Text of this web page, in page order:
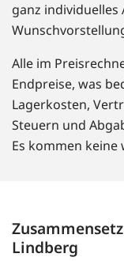
ganz
Alle im
Endpreise, was
Lagerkosten,
Steuern und
Es kommen keine
Lindberg